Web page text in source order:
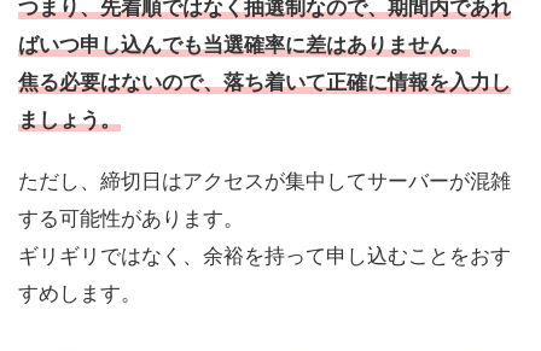
つまり、先着順ではなく抽選制なので、期間内であれ
ばいつ申し込んでも当選確率に差はありません。
焦る必要はないので、落ち着いて正確に情報を入力し
ましょう。
ただし、締切日はアクセスが集中してサーバーが混雑
する可能性があります。
ギリギリではなく、余裕を持って申し込むことをおす
すめします。